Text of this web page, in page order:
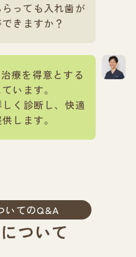
っても入れ歯が
きますか？
療を得意とする
います。
く診断し、快適
します。
いてのQ&A
ついて